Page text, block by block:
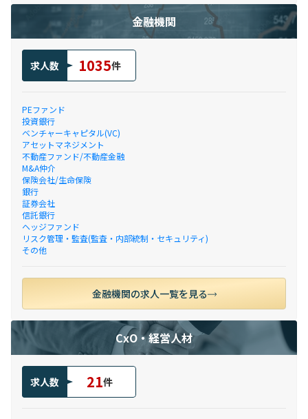
金融機関
求人数 1035件
PEファンド
投資銀行
ベンチャーキャピタル(VC)
アセットマネジメント
不動産ファンド/不動産金融
M&A仲介
保険会社/生命保険
銀行
証券会社
信託銀行
ヘッジファンド
リスク管理・監査(監査・内部統制・セキュリティ)
その他
金融機関の求人一覧を見る
CxO・経営人材
求人数 21件